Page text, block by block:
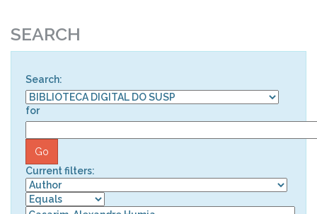
SEARCH
Search:
for
Current filters: